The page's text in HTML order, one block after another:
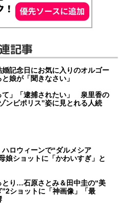
記事
婚記念日にお気に入りのオルゴー
娘が「聞きなさい」
て」「逮捕されたい」 泉里香の
ンビポリス”姿に見とれる人続
ハロウィーンで“ダルメシア
娘ショットに「かわいすぎ」と
とり…石原さとみ＆田中圭の“美
”2ショットに「神画像」「最